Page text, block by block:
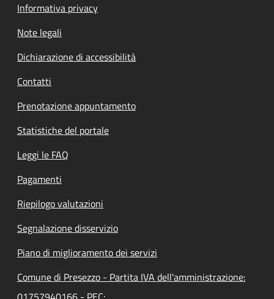
Informativa privacy
Note legali
Dichiarazione di accessibilità
Contatti
Prenotazione appuntamento
Statistiche del portale
Leggi le FAQ
Pagamenti
Riepilogo valutazioni
Segnalazione disservizio
Piano di miglioramento dei servizi
Comune di Presezzo - Partita IVA dell'amministrazione: